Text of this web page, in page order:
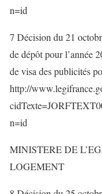
n=id
7 Décision du 21
de dépôt pour l’année
de visa des publicités
http://
n=id
MINISTERE DE
LOGEMENT